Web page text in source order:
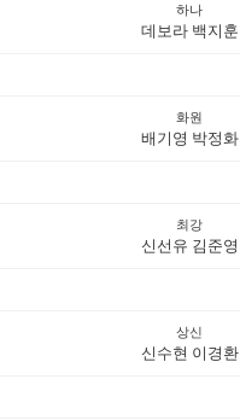
하나
데보라 백지훈
화원
배기영 박정화
최강
신선유 김준영
상신
신수현 이경환